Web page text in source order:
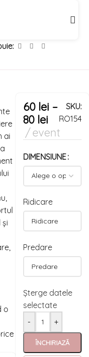
ai
o
60 lei –
80 lei
event
SKU:
RO154
DIMENSIUNE
Ridicare
Predare
Șterge datele
selectate
-
+
ÎNCHIRIAZĂ